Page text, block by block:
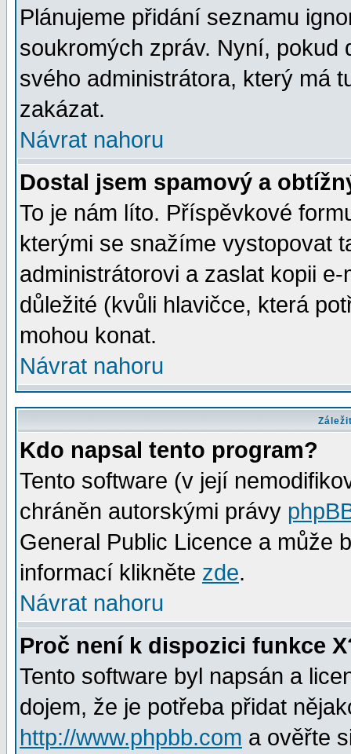
Plánujeme přidání seznamu
soukromých zpráv. Nyní, pokud
svého administrátora, který má
zakázat.
Návrat nahoru
Dostal jsem spamový a
To je nám líto. Příspěvkové
kterými se snažíme vystopovat
administrátorovi a zaslat kopii
důležité (kvůli hlavičce, která
mohou konat.
Návrat nahoru
Kdo napsal tento program?
Tento software (v její
chráněn autorskými právy
General Public Licence a může
informací klikněte zde.
Návrat nahoru
Proč není k dispozici funkce
Tento software byl napsán a
dojem, že je potřeba přidat
http://www.phpbb.com a ověřte